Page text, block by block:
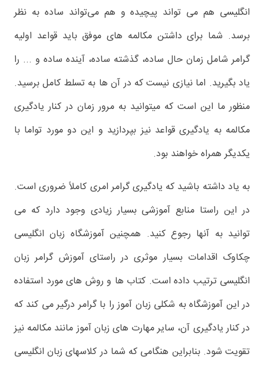
انگلیسی هم می تواند پیچیده و هم می‌تواند ساده به نظر
برسد. شما برای داشتن مکالمه های موفق باید قواعد اولیه
گرامر شامل زمان حال ساده، گذشته ساده، آینده ساده و ... را
یاد بگیرید. اما نیازی نیست که در آن ها به تسلط کامل برسید.
منظور ما این است که میتوانید به مرور زمان در کنار یادگیری
مکالمه به یادگیری قواعد نیز بپردازید و این دو مورد تواما با
یکدیگر همراه خواهند بود.
به یاد داشته باشید که یادگیری گرامر امری کاملاً ضروری است.
در این راستا منابع آموزشی بسیار زیادی وجود دارد که می
توانید به آنها رجوع کنید. همچنین آموزشگاه زبان انگلیسی
چکاوک اقدامات بسیار موثری در راستای آموزش گرامر زبان
انگلیسی ترتیب داده است. کتاب ها و روش های مورد استفاده
در این آموزشگاه به شکلی زبان آموز را با گرامر درگیر می کند که
در کنار یادگیری آن، سایر مهارت های زبان آموز مانند مکالمه نیز
تقویت شود. بنابراین هنگامی که شما در کلاسهای زبان انگلیسی